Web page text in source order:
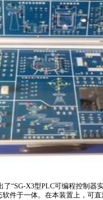
“SG-X3型PLC可编程控制器
件于一体。在本装置上，可